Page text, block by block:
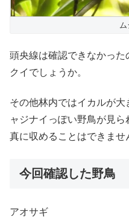
頭央線は確認できなかっ
クイでしょうか。
その他林内ではイカルが
ャジナイっぽい野鳥が見
真に収めることはできませ
今回確認した野鳥
アオサギ